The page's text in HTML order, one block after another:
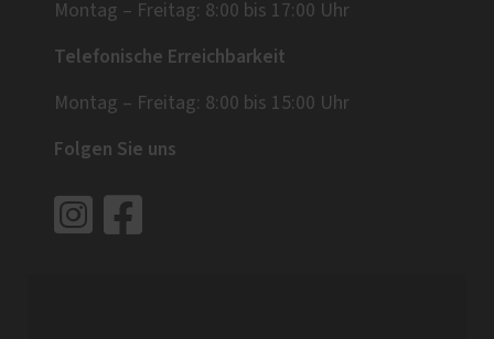
Montag – Freitag: 8:00 bis 17:00 Uhr
Telefonische Erreichbarkeit
Montag – Freitag: 8:00 bis 15:00 Uhr
Folgen Sie uns